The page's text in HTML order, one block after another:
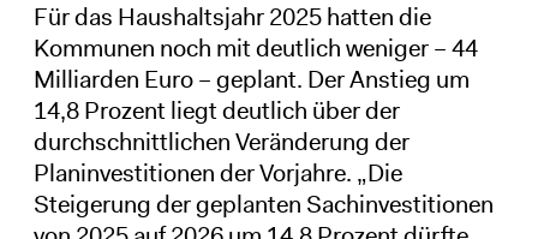
Für das Haushaltsjahr 2025 hatten die
Kommunen noch mit deutlich weniger – 44
Milliarden Euro – geplant. Der Anstieg um
14,8 Prozent liegt deutlich über der
durchschnittlichen Veränderung der
Planinvestitionen der Vorjahre. „Die
Steigerung der geplanten Sachinvestitionen